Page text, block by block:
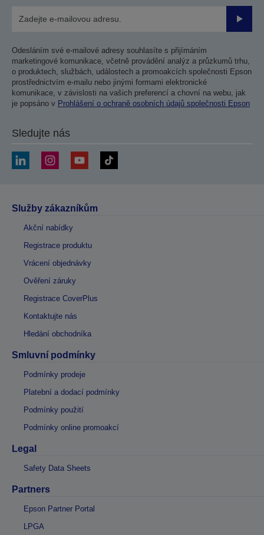
Odesláním své e-mailové adresy souhlasíte s přijímáním
marketingové komunikace, včetně provádění analýz a průzkumů trhu,
o produktech, službách, událostech a promoakcích společnosti Epson
prostřednictvím e-mailu nebo jinými formami elektronické
komunikace, v závislosti na vašich preferencí a chovní na webu, jak
je popsáno v Prohlášení o ochraně osobních údajů společnosti Epson
Sledujte nás
Služby zákazníkům
Akční nabídky
Registrace produktu
Vrácení objednávky
Ověření záruky
Registrace CoverPlus
Kontaktujte nás
Hledání obchodníka
Smluvní podmínky
Podmínky prodeje
Platební a dodací podmínky
Podmínky použití
Podmínky online promoakcí
Legal
Safety Data Sheets
Partners
Epson Partner Portal
LPGA